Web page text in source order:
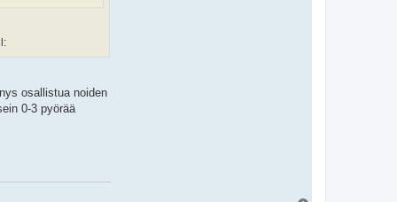
osallistua noiden
0-3 pyörää